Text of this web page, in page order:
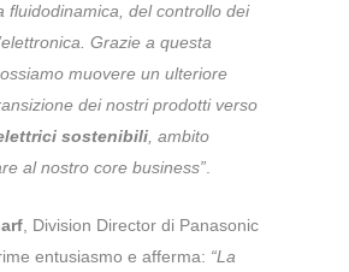
fluidodinamica, del controllo dei
Grazie a questa
muovere un ulteriore
dei nostri prodotti verso
sostenibili, ambito
al nostro core business”.
, Division Director di Panasonic
entusiasmo e afferma: “La